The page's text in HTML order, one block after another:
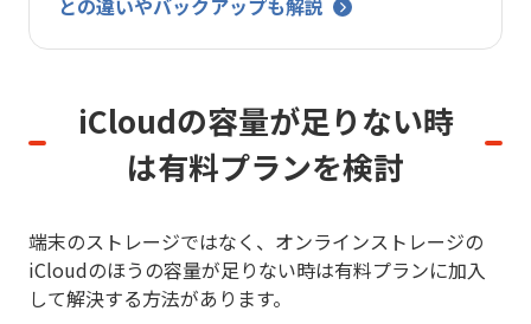
iCloudの容量が足りない時
は有料プランを検討
端末のストレージではなく、オンラインストレージの
iCloudのほうの容量が足りない時は有料プランに加入
して解決する方法があります。